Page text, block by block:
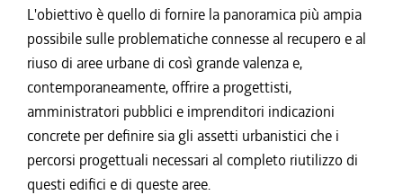
L'obiettivo è quello di fornire la panoramica più ampia
possibile sulle problematiche connesse al recupero e al
riuso di aree urbane di così grande valenza e,
contemporaneamente, offrire a progettisti,
amministratori pubblici e imprenditori indicazioni
concrete per definire sia gli assetti urbanistici che i
percorsi progettuali necessari al completo riutilizzo di
questi edifici e di queste aree.